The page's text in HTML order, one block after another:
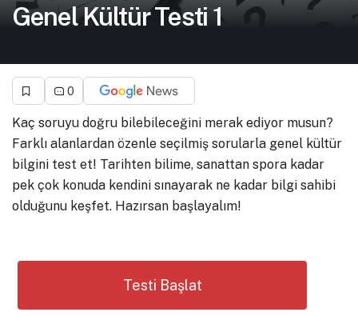
Genel Kültür Testi 1
0
Kaç soruyu doğru bilebileceğini merak ediyor musun?
Farklı alanlardan özenle seçilmiş sorularla genel kültür
bilgini test et! Tarihten bilime, sanattan spora kadar
pek çok konuda kendini sınayarak ne kadar bilgi sahibi
olduğunu keşfet. Hazırsan başlayalım!